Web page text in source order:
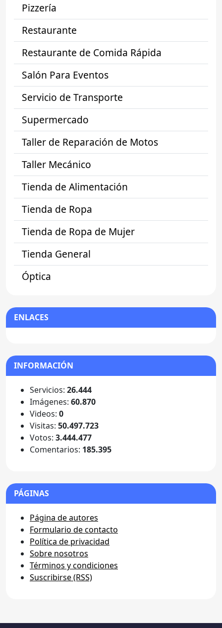
Pizzería
Restaurante
Restaurante de Comida Rápida
Salón Para Eventos
Servicio de Transporte
Supermercado
Taller de Reparación de Motos
Taller Mecánico
Tienda de Alimentación
Tienda de Ropa
Tienda de Ropa de Mujer
Tienda General
Óptica
ENLACES
INFORMACIÓN
Servicios: 26.444
Imágenes: 60.870
Videos: 0
Visitas: 50.497.723
Votos: 3.444.477
Comentarios: 185.395
PÁGINAS
Página de autores
Formulario de contacto
Política de privacidad
Sobre nosotros
Términos y condiciones
Suscribirse (RSS)